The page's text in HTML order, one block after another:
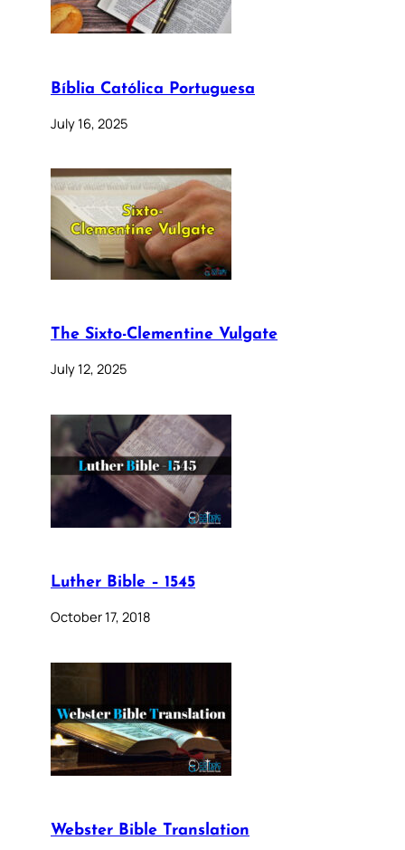
Bíblia Católica Portuguesa
July 16, 2025
The Sixto-Clementine Vulgate
July 12, 2025
Luther Bible – 1545
October 17, 2018
Webster Bible Translation